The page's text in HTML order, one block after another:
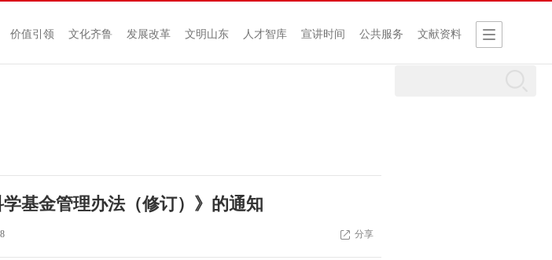
价值引领 文化齐鲁 发展改革 文明山东 人才智库 宣讲时间 公共服务 文献资料
基金管理办法（修订）》的通知
分享